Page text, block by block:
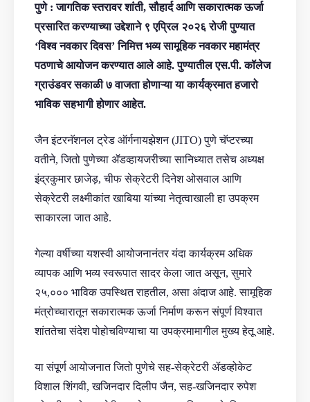
पुणे : जागतिक स्तरावर शांती, सौहार्द आणि सकारात्मक ऊर्जा
प्रसारित करण्याच्या उद्देशाने ९ एप्रिल २०२६ रोजी पुण्यात
‘विश्व नवकार दिवस’ निमित्त भव्य सामूहिक नवकार महामंत्र
पठणाचे आयोजन करण्यात आले आहे. पुण्यातील एस.पी. कॉलेज
ग्राउंडवर सकाळी ७ वाजता होणाऱ्या या कार्यक्रमात हजारो
भाविक सहभागी होणार आहेत.
जैन इंटरनॅशनल ट्रेड ऑर्गनायझेशन (JITO) पुणे चॅप्टरच्या
वतीने, जितो पुणेच्या ॲडव्हायजरीच्या सानिध्यात तसेच अध्यक्ष
इंद्रकुमार छाजेड़, चीफ सेक्रेटरी दिनेश ओसवाल आणि
सेक्रेटरी लक्ष्मीकांत खाबिया यांच्या नेतृत्वाखाली हा उपक्रम
साकारला जात आहे.
गेल्या वर्षीच्या यशस्वी आयोजनानंतर यंदा कार्यक्रम अधिक
व्यापक आणि भव्य स्वरूपात सादर केला जात असून, सुमारे
२५,००० भाविक उपस्थित राहतील, असा अंदाज आहे. सामूहिक
मंत्रोच्चारातून सकारात्मक ऊर्जा निर्माण करून संपूर्ण विश्वात
शांततेचा संदेश पोहोचविण्याचा या उपक्रमामागील मुख्य हेतू आहे.
या संपूर्ण आयोजनात जितो पुणेचे सह-सेक्रेटरी ॲडव्होकेट
विशाल शिंगवी, खजिनदार दिलीप जैन, सह-खजिनदार रुपेश